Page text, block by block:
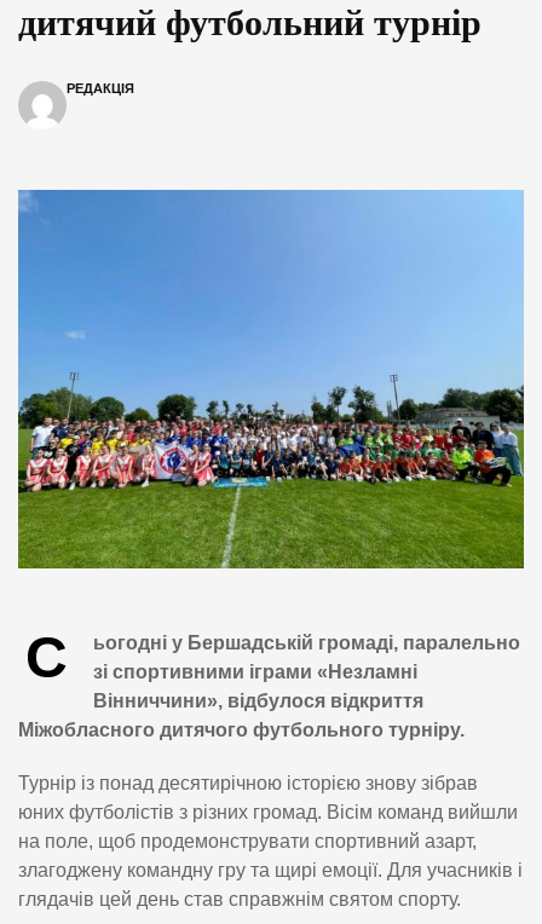
дитячий футбольний турнір
РЕДАКЦІЯ
С
ьогодні у Бершадській громаді, паралельно
зі спортивними іграми «Незламні
Вінниччини», відбулося відкриття
Міжобласного дитячого футбольного турніру.
Турнір із понад десятирічною історією знову зібрав
юних футболістів з різних громад. Вісім команд вийшли
на поле, щоб продемонструвати спортивний азарт,
злагоджену командну гру та щирі емоції. Для учасників і
глядачів цей день став справжнім святом спорту.